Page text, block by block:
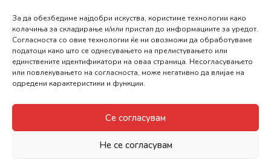
За да обезбедиме најдобри искуства, користиме технологии како
колачиња за складирање и/или пристап до информациите за уредот.
Согласноста со овие технологии ќе ни овозможи да обработуваме
податоци како што се однесувањето на прелистувањето или
единствените идентификатори на оваа страница. Несогласувањето
или повлекувањето на согласноста, може негативно да влијае на
одредени карактеристики и функции.
Се согласувам
Не се согласувам